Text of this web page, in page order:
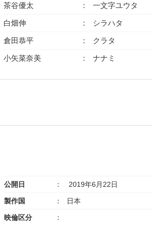
茶谷優太 一文字ユウタ
白畑伸 シラハタ
倉田恭平 クラタ
小矢菜奈美 ナナミ
公開日 2019年6月22日
製作国 日本
映倫区分